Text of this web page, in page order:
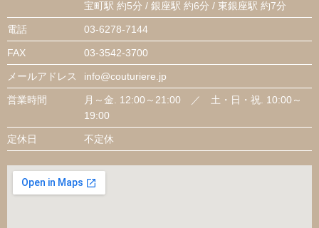
宝町駅 約5分 / 銀座駅 約6分 / 東銀座駅 約7分
電話 03-6278-7144
FAX 03-3542-3700
メールアドレス info@couturiere.jp
営業時間
月～金. 12:00～21:00 ／ 土・日・祝. 10:00～
19:00
定休日 不定休